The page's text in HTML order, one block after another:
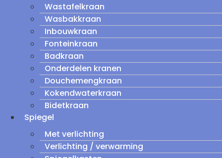
Wastafelkraan
Wasbakkraan
Inbouwkraan
Fonteinkraan
Badkraan
Onderdelen kranen
Douchemengkraan
Kokendwaterkraan
Bidetkraan
Spiegel
Met verlichting
Verlichting / verwarming